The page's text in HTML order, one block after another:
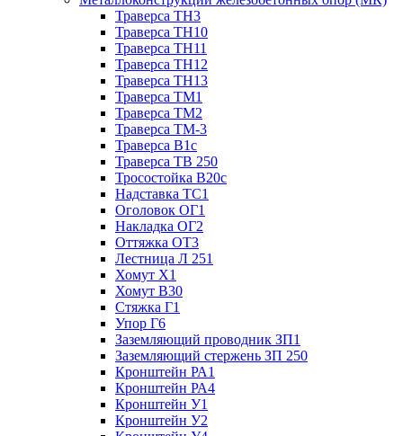
Траверса ТН3
Траверса ТН10
Траверса ТН11
Траверса ТН12
Траверса ТН13
Траверса ТМ1
Траверса ТМ2
Траверса ТМ-3
Траверса В1с
Траверса ТВ 250
Тросостойка В20с
Надставка ТС1
Оголовок ОГ1
Накладка ОГ2
Оттяжка ОТ3
Лестница Л 251
Хомут Х1
Хомут В30
Стяжка Г1
Упор Г6
Заземляющий проводник ЗП1
Заземляющий стержень ЗП 250
Кронштейн РА1
Кронштейн РА4
Кронштейн У1
Кронштейн У2